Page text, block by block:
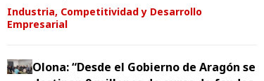
Industria, Competitividad y Desarrollo
Empresarial
Olona: “Desde el Gobierno de Aragón se